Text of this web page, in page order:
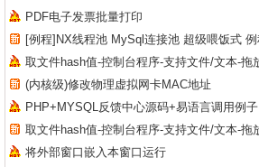
PDF电子发票批量打印
(内核级)修改物理虚拟网卡MAC地址
PHP+MYSQL反馈中心源码+易语言调用例子
将外部窗口嵌入本窗口运行